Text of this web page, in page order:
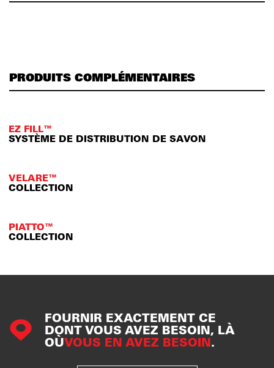
PRODUITS COMPLÉMENTAIRES
EZ FILL™
SYSTÈME DE DISTRIBUTION DE SAVON
VELARE™
COLLECTION
PIATTO™
COLLECTION
FOURNIR EXACTEMENT CE
DONT VOUS AVEZ BESOIN, LÀ
OÙVOUS EN AVEZ BESOIN.